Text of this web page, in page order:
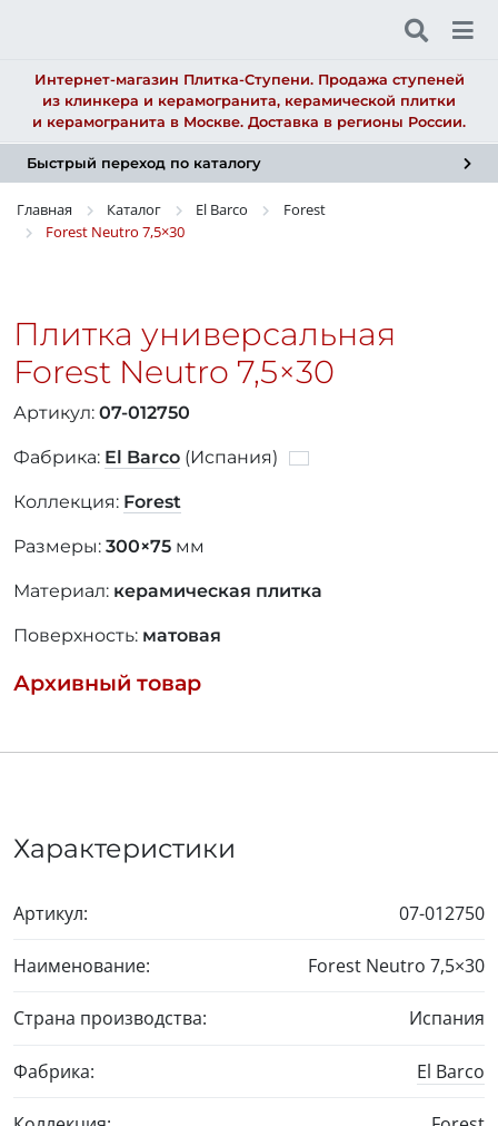
Интернет-магазин Плитка-Ступени. Продажа ступеней
из клинкера и керамогранита, керамической плитки
и керамогранита в Москве. Доставка в регионы России.
Быстрый переход по каталогу
Главная Каталог El Barco
Forest
Forest Neutro 7,5×30
Плитка универсальная
Forest Neutro 7,5×30
Артикул: 07-012750
Фабрика: El Barco (Испания)
Коллекция: Forest
Размеры: 300×75 мм
Материал: керамическая плитка
Поверхность: матовая
Архивный товар
Характеристики
Артикул: 07-012750
Наименование: Forest Neutro 7,5×30
Страна производства: Испания
Фабрика: El Barco